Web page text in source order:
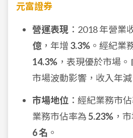
元富證券
營運表現 ：2018 年營業
億，年增 3.3% 。經紀業
14.3% ，表現優於市場
市場波動影響，收入年減
市場地位 ：經紀業務市
業務市佔率為5.23% ，
6 名 。